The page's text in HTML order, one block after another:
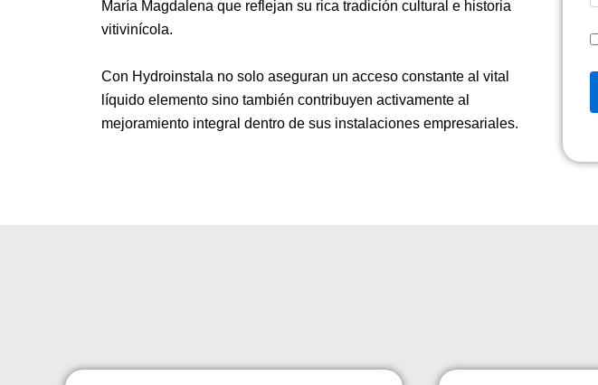
María Magdalena que reflejan su rica tradición cultural e historia
vitivinícola.
Con Hydroinstala no solo aseguran un acceso constante al vital
líquido elemento sino también contribuyen activamente al
mejoramiento integral dentro de sus instalaciones empresariales.